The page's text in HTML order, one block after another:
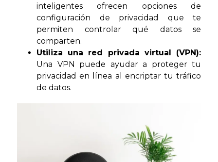
inteligentes ofrecen opciones de
configuración de privacidad que te
permiten controlar qué datos se
comparten.
Utiliza una red privada virtual (VPN):
Una VPN puede ayudar a proteger tu
privacidad en línea al encriptar tu tráfico
de datos.